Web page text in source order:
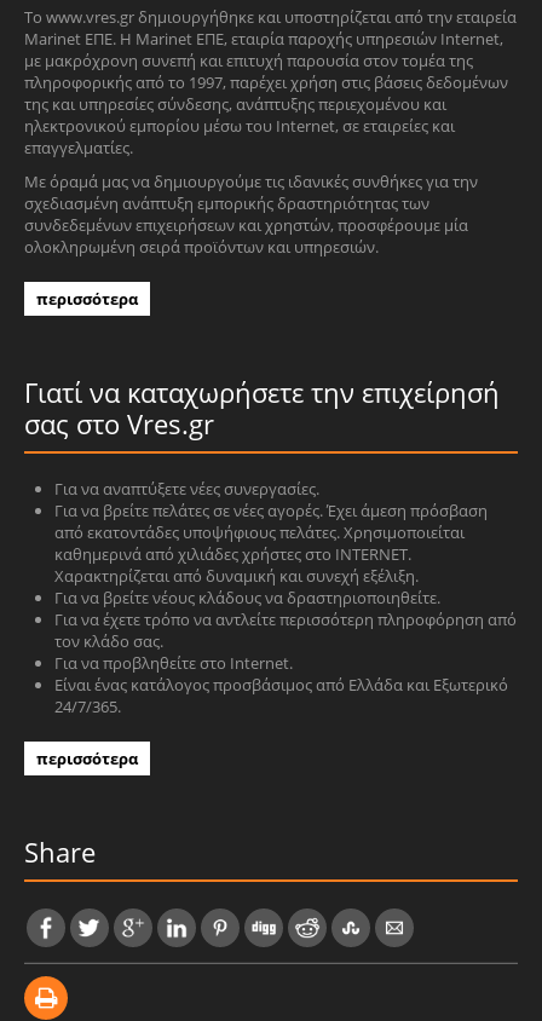
Το www.vres.gr δημιουργήθηκε και υποστηρίζεται από την εταιρεία
Marinet ΕΠΕ. Η Marinet ΕΠΕ, εταιρία παροχής υπηρεσιών Internet,
με μακρόχρονη συνεπή και επιτυχή παρουσία στον τομέα της
πληροφορικής από το 1997, παρέχει χρήση στις βάσεις δεδομένων
της και υπηρεσίες σύνδεσης, ανάπτυξης περιεχομένου και
ηλεκτρονικού εμπορίου μέσω του Internet, σε εταιρείες και
επαγγελματίες.
Με όραμά μας να δημιουργούμε τις ιδανικές συνθήκες για την
σχεδιασμένη ανάπτυξη εμπορικής δραστηριότητας των
συνδεδεμένων επιχειρήσεων και χρηστών, προσφέρουμε μία
ολοκληρωμένη σειρά προϊόντων και υπηρεσιών.
περισσότερα
Γιατί να καταχωρήσετε την επιχείρησή
σας στο Vres.gr
Για να αναπτύξετε νέες συνεργασίες.
Για να βρείτε πελάτες σε νέες αγορές. Έχει άμεση πρόσβαση
από εκατοντάδες υποψήφιους πελάτες. Χρησιμοποιείται
καθημερινά από χιλιάδες χρήστες στο INTERNET.
Χαρακτηρίζεται από δυναμική και συνεχή εξέλιξη.
Για να βρείτε νέους κλάδους να δραστηριοποιηθείτε.
Για να έχετε τρόπο να αντλείτε περισσότερη πληροφόρηση από
τον κλάδο σας.
Για να προβληθείτε στο Internet.
Είναι ένας κατάλογος προσβάσιμος από Ελλάδα και Εξωτερικό
24/7/365.
περισσότερα
Share